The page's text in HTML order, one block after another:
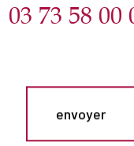
03 73 58 00
envoyer